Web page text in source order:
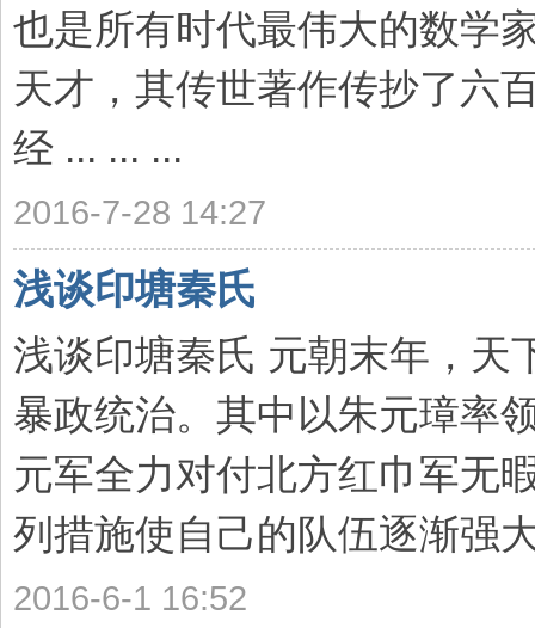
也是所有时代最伟大的数学
天才，其传世著作传抄了六
经 ... ... ...
2016-7-28 14:27
浅谈印塘秦氏
浅谈印塘秦氏 元朝末年，天
暴政统治。其中以朱元璋率
元军全力对付北方红巾军无
列措施使自己的队伍逐渐强
2016-6-1 16:52